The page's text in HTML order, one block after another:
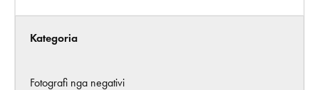
Kategoria
Fotografi nga negativi